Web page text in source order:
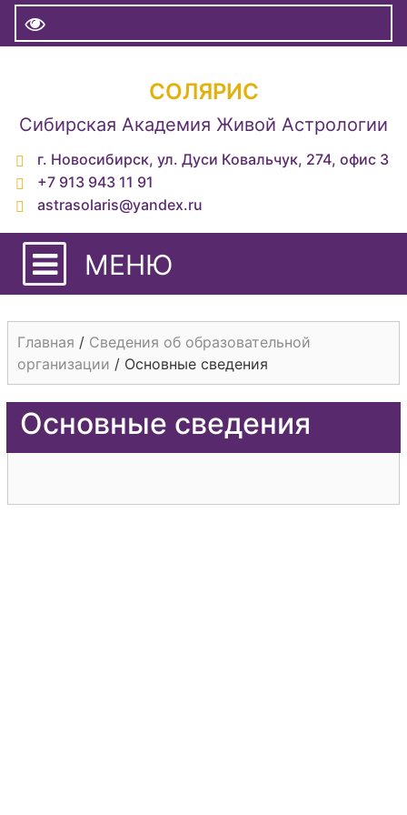
СОЛЯРИС
Сибирская Академия Живой Астрологии
г. Новосибирск, ул. Дуси Ковальчук, 274, офис 3
+7 913 943 11 91
astrasolaris@yandex.ru
МЕНЮ
Главная / Сведения об образовательной
организации / Основные сведения
Основные сведения